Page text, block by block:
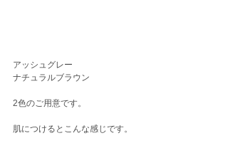
アッシュグレー
ナチュラルブラウン
2色のご用意です。
肌につけるとこんな感じです。